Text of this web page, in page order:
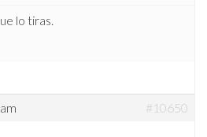
lo tiras.
#10650